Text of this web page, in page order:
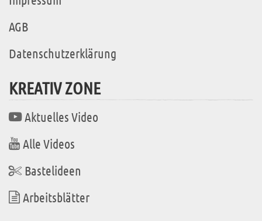
AGB
Datenschutzerklärung
KREATIV ZONE
Aktuelles Video
Alle Videos
Bastelideen
Arbeitsblätter